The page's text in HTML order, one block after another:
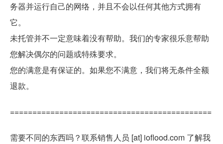
务器并运行自己的网络，并且不会以任何其他方式拥有
它。
未托管并不一定意味着没有帮助。我们的专家很乐意帮助
您解决偶尔的问题或特殊要求。
您的满意是有保证的。如果您不满意，我们将无条件全额
退款。
=============================================
需要不同的东西吗？联系销售人员 [at] ioflood.com 了解我